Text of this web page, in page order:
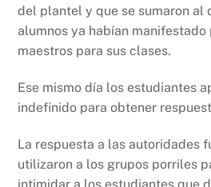
del plantel y que se sumaron al
alumnos ya habían
maestros para sus clases.
Ese mismo día los estudiantes
indefinido para obtener
La respuesta a las autoridades
utilizaron a los grupos porriles